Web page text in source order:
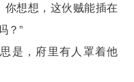
你想想，这伙贼能插在
？”
是，府里有人罩着他